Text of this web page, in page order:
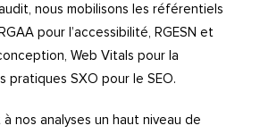
nous mobilisons les référentiels
pour l’accessibilité, RGESN et
Web Vitals pour la
pratiques SXO pour le SEO.
nos analyses un haut niveau de